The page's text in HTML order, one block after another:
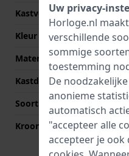
Kastvorm
Kleur kast
Materiaal kastdeksel
Kastdeksel
Soort glas
Kroon
Uw privacy-
Horloge.nl
verschillende
sommige
toestemming
De
anonieme
automatisch
"accepteer alle
accepteer je ook